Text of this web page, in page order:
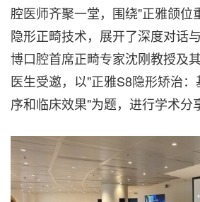
腔医师齐聚一堂，围绕"正雅颌位
隐形正畸技术，展开了深度对话
博口腔首席正畸专家沈刚教授及
医生受邀，以"正雅S8隐形矫治
序和临床效果"为题，进行学术分